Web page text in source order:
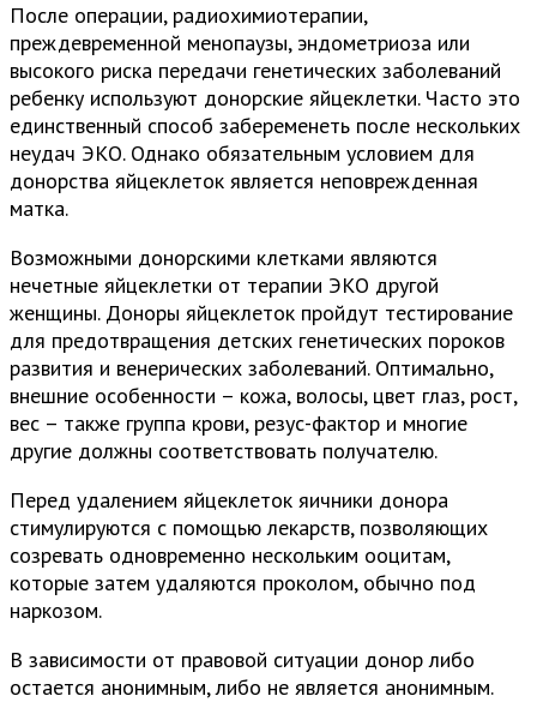
После операции, радиохимиотерапии,
преждевременной менопаузы, эндометриоза или
высокого риска передачи генетических заболеваний
ребенку используют донорские яйцеклетки. Часто это
единственный способ забеременеть после нескольких
неудач ЭКО. Однако обязательным условием для
донорства яйцеклеток является неповрежденная
матка.
Возможными донорскими клетками являются
нечетные яйцеклетки от терапии ЭКО другой
женщины. Доноры яйцеклеток пройдут тестирование
для предотвращения детских генетических пороков
развития и венерических заболеваний. Оптимально,
внешние особенности – кожа, волосы, цвет глаз, рост,
вес – также группа крови, резус-фактор и многие
другие должны соответствовать получателю.
Перед удалением яйцеклеток яичники донора
стимулируются с помощью лекарств, позволяющих
созревать одновременно нескольким ооцитам,
которые затем удаляются проколом, обычно под
наркозом.
В зависимости от правовой ситуации донор либо
остается анонимным, либо не является анонимным.